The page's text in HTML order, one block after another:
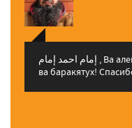
إمام احمد إمام , Ва алейкум ассалам ва рахматуЛлахи
ва баракятух!